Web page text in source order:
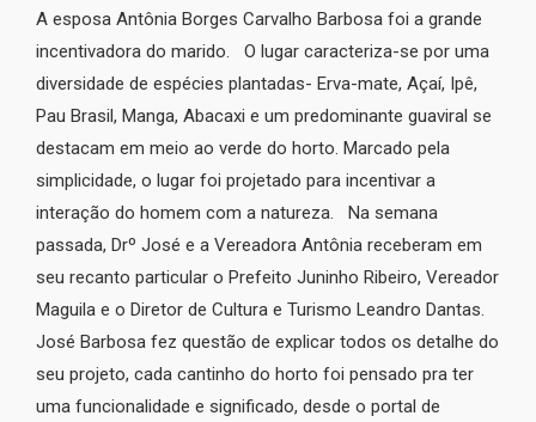
A esposa Antônia Borges Carvalho Barbosa foi a grande
incentivadora do marido. O lugar caracteriza-se por uma
diversidade de espécies plantadas- Erva-mate, Açaí, Ipê,
Pau Brasil, Manga, Abacaxi e um predominante guaviral se
destacam em meio ao verde do horto. Marcado pela
simplicidade, o lugar foi projetado para incentivar a
interação do homem com a natureza. Na semana
passada, Drº José e a Vereadora Antônia receberam em
seu recanto particular o Prefeito Juninho Ribeiro, Vereador
Maguila e o Diretor de Cultura e Turismo Leandro Dantas.
José Barbosa fez questão de explicar todos os detalhe do
seu projeto, cada cantinho do horto foi pensado pra ter
uma funcionalidade e significado, desde o portal de